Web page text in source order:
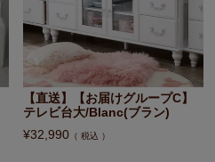
【直送】【お届けグループC】
テレビ台大/Blanc(ブラン)
¥32,990 税込